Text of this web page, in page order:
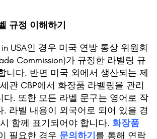
규정 이해하기
USA인 경우 미국 연방 통상 위원회
Commission)가 규정한 라벨링 규
니다. 반면 미국 외에서 생산되는 제
관 CBP에서 화장품 라벨링을 관리
다. 또한 모든 라벨 문구는 영어로 작
. 라벨 내용이 외국어로 되어 있을 경
함께 표기되어야 합니다. 화장품
필요한 경우 문의하기 를 통해 연락